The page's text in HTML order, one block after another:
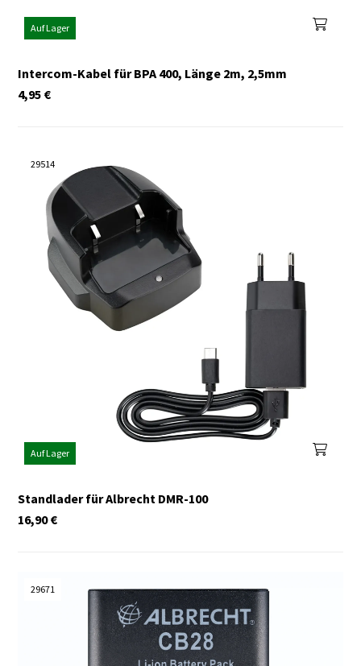
Auf Lager
Intercom-Kabel für BPA 400, Länge 2m, 2,5mm
€
4,95
29514
Auf Lager
Standlader für Albrecht DMR-100
€
16,90
29671